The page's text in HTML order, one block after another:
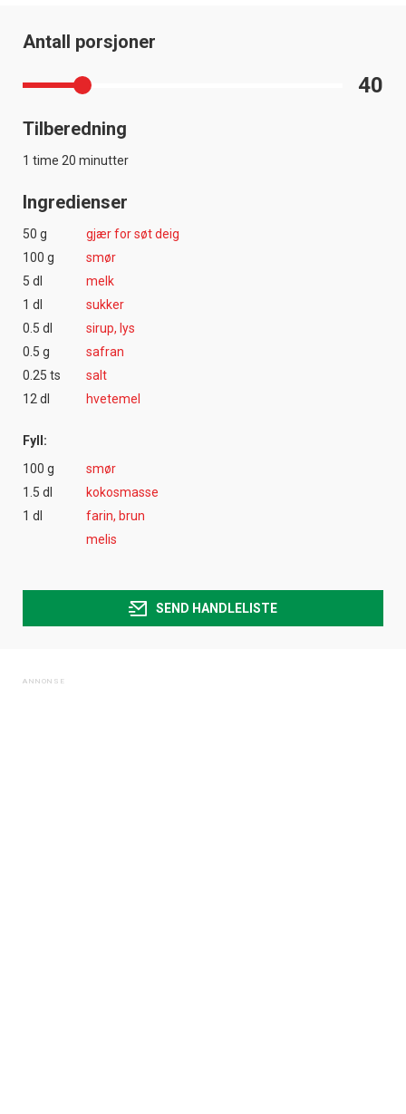
Antall porsjoner
40
Tilberedning
1 time 20 minutter
Ingredienser
50 g
gjær for søt deig
100 g
smør
5 dl
melk
1 dl
sukker
0.5 dl
sirup, lys
0.5 g
safran
0.25 ts
salt
12 dl
hvetemel
Fyll:
100 g
smør
1.5 dl
kokosmasse
1 dl
farin, brun
melis
SEND HANDLELISTE